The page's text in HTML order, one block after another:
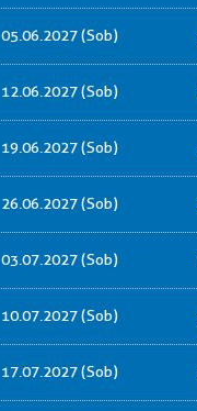
05.06.2027 (Sob)
12.06.2027 (Sob)
19.06.2027 (Sob)
26.06.2027 (Sob)
03.07.2027 (Sob)
10.07.2027 (Sob)
17.07.2027 (Sob)